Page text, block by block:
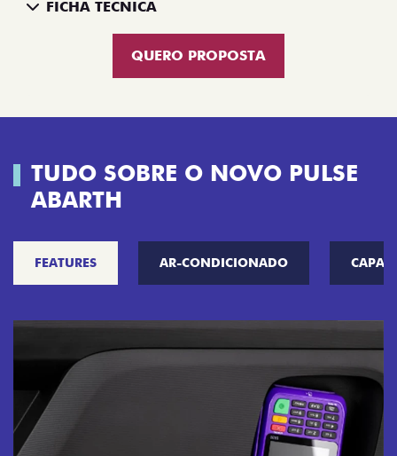
FICHA TÉCNICA
QUERO PROPOSTA
TUDO SOBRE O NOVO PULSE
ABARTH
FEATURES AR-CONDICIONADO